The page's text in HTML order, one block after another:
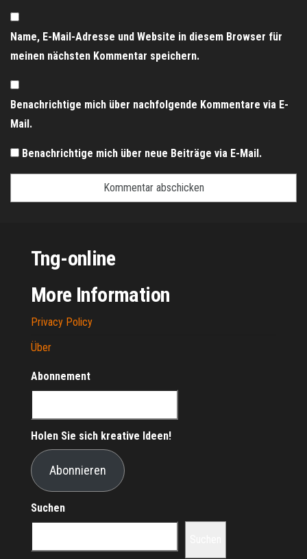
Name, E-Mail-Adresse und Website in diesem Browser für
meinen nächsten Kommentar speichern.
Benachrichtige mich über nachfolgende Kommentare via E-
Mail.
Benachrichtige mich über neue Beiträge via E-Mail.
Tng-online
More Information
Privacy Policy
Über
Abonnement
Holen Sie sich kreative Ideen!
Abonnieren
Suchen